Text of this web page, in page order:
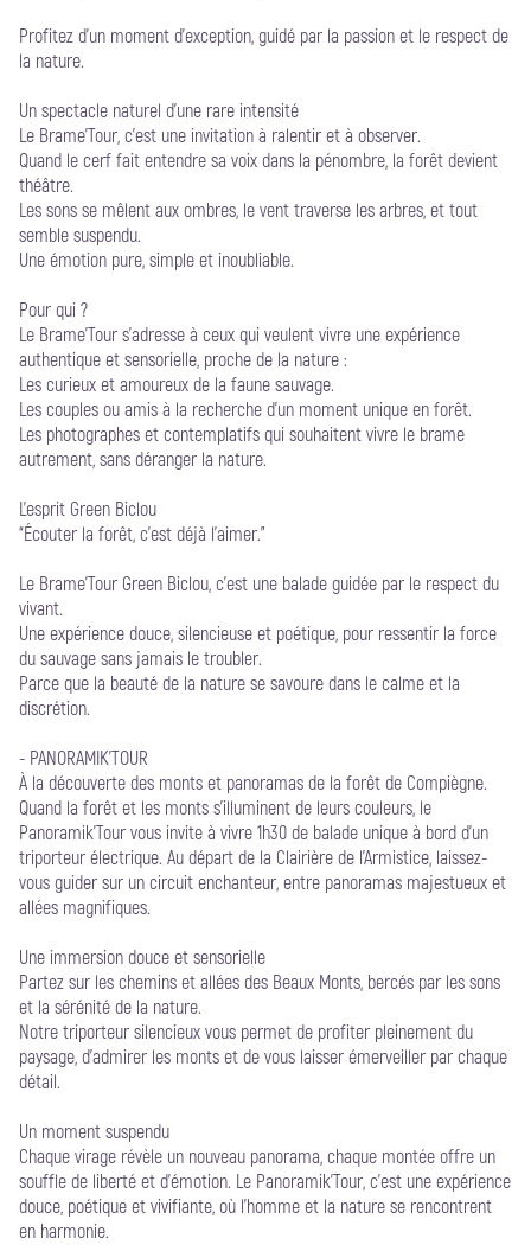
Profitez d’un moment d’exception, guidé par la passion et le respect de
la nature.
Un spectacle naturel d’une rare intensité
Le Brame’Tour, c’est une invitation à ralentir et à observer.
Quand le cerf fait entendre sa voix dans la pénombre, la forêt devient
théâtre.
Les sons se mêlent aux ombres, le vent traverse les arbres, et tout
semble suspendu.
Une émotion pure, simple et inoubliable.
Pour qui ?
Le Brame’Tour s’adresse à ceux qui veulent vivre une expérience
authentique et sensorielle, proche de la nature :
Les curieux et amoureux de la faune sauvage.
Les couples ou amis à la recherche d’un moment unique en forêt.
Les photographes et contemplatifs qui souhaitent vivre le brame
autrement, sans déranger la nature.
L’esprit Green Biclou
“Écouter la forêt, c’est déjà l’aimer.”
Le Brame’Tour Green Biclou, c’est une balade guidée par le respect du
vivant.
Une expérience douce, silencieuse et poétique, pour ressentir la force
du sauvage sans jamais le troubler.
Parce que la beauté de la nature se savoure dans le calme et la
discrétion.
- PANORAMIK'TOUR
À la découverte des monts et panoramas de la forêt de Compiègne.
Quand la forêt et les monts s’illuminent de leurs couleurs, le
Panoramik’Tour vous invite à vivre 1h30 de balade unique à bord d’un
triporteur électrique. Au départ de la Clairière de l’Armistice, laissez-
vous guider sur un circuit enchanteur, entre panoramas majestueux et
allées magnifiques.
Une immersion douce et sensorielle
Partez sur les chemins et allées des Beaux Monts, bercés par les sons
et la sérénité de la nature.
Notre triporteur silencieux vous permet de profiter pleinement du
paysage, d’admirer les monts et de vous laisser émerveiller par chaque
détail.
Un moment suspendu
Chaque virage révèle un nouveau panorama, chaque montée offre un
souffle de liberté et d’émotion. Le Panoramik’Tour, c’est une expérience
douce, poétique et vivifiante, où l’homme et la nature se rencontrent
en harmonie.